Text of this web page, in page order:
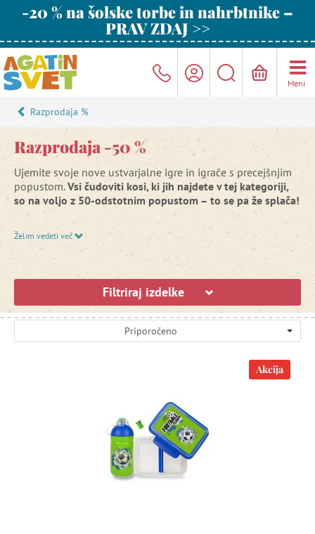
-20 % na šolske torbe in nahrbtnike –
PRAV ZDAJ >>
Meni
Razprodaja %
Razprodaja -50 %
Ujemite svoje nove ustvarjalne igre in igrače s precejšnjim
popustom.Vsi čudoviti kosi, ki jih najdete v tej kategoriji,
so na voljo z 50-odstotnim popustom –⁠ to se pa že splača!
Akcija velja do porabe zalog.
Želim vedeti več
Filtriraj izdelke
Priporočeno
Akcija